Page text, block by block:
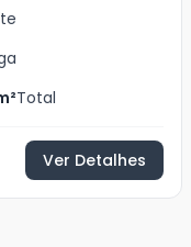
Total
Ver Detalhes